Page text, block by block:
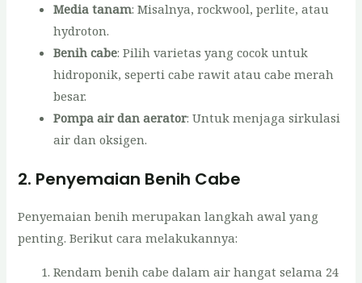
Media tanam: Misalnya, rockwool, perlite, atau
hydroton.
Benih cabe: Pilih varietas yang cocok untuk
hidroponik, seperti cabe rawit atau cabe merah
besar.
Pompa air dan aerator: Untuk menjaga sirkulasi
air dan oksigen.
2. Penyemaian Benih Cabe
Penyemaian benih merupakan langkah awal yang
penting. Berikut cara melakukannya:
Rendam benih cabe dalam air hangat selama 24